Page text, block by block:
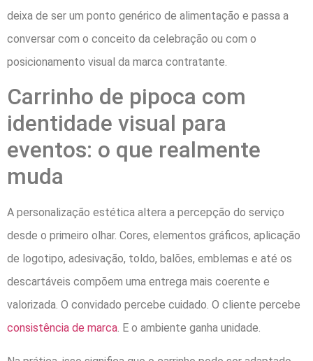
deixa de ser um ponto genérico de alimentação e passa a
conversar com o conceito da celebração ou com o
posicionamento visual da marca contratante.
Carrinho de pipoca com
identidade visual para
eventos: o que realmente
muda
A personalização estética altera a percepção do serviço
desde o primeiro olhar. Cores, elementos gráficos, aplicação
de logotipo, adesivação, toldo, balões, emblemas e até os
descartáveis compõem uma entrega mais coerente e
valorizada. O convidado percebe cuidado. O cliente percebe
consistência de marca. E o ambiente ganha unidade.